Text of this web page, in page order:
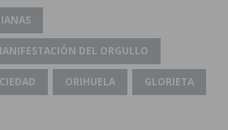
DEL ORGULLO
ORIHUELA GLORIETA